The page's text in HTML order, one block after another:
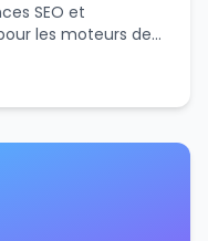
SEO et
les moteurs de